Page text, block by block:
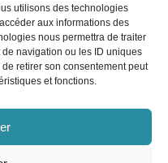
utilisons des technologies
aux informations des
nous permettra de traiter
navigation ou les ID uniques
retirer son consentement peut
et fonctions.
de